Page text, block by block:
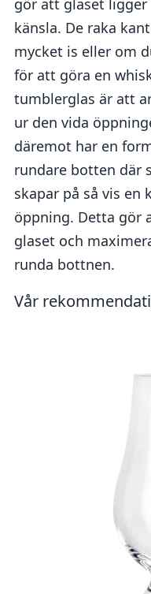
gör att glaset ligger
känsla. De raka
mycket is eller om
för att göra en
tumblerglas är att
ur den vida
däremot har en
rundare botten där
skapar på så vis en
öppning. Detta gör
glaset och
runda bottnen.
Vår